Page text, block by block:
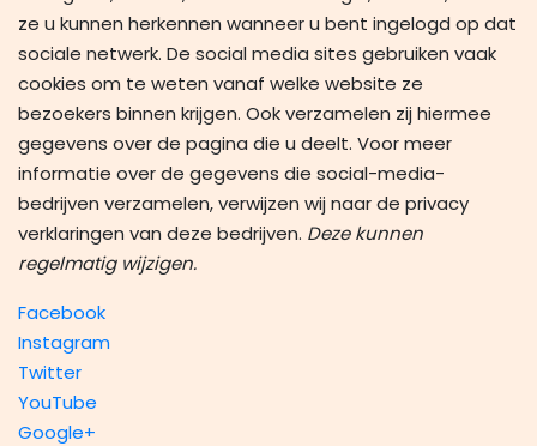
ze u kunnen herkennen wanneer u bent ingelogd op dat
sociale netwerk. De social media sites gebruiken vaak
cookies om te weten vanaf welke website ze
bezoekers binnen krijgen. Ook verzamelen zij hiermee
gegevens over de pagina die u deelt. Voor meer
informatie over de gegevens die social-media-
bedrijven verzamelen, verwijzen wij naar de privacy
verklaringen van deze bedrijven. Deze kunnen
regelmatig wijzigen.
Facebook
Instagram
Twitter
YouTube
Google+